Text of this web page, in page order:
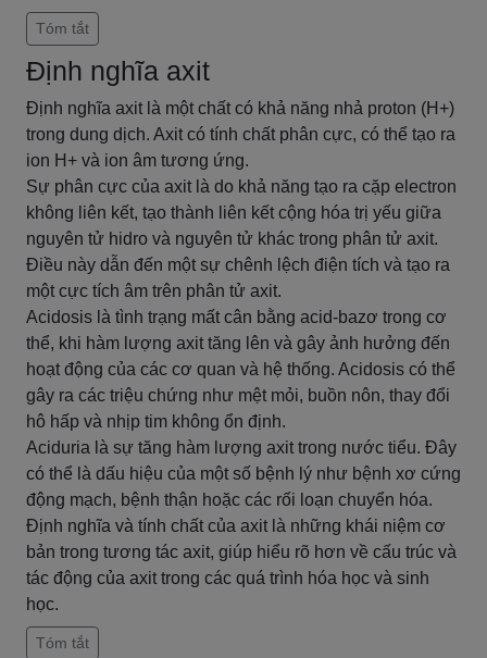
Tóm tắt
Định nghĩa axit
Định nghĩa axit là một chất có khả năng nhả proton (H+)
trong dung dịch. Axit có tính chất phân cực, có thể tạo ra
ion H+ và ion âm tương ứng.
Sự phân cực của axit là do khả năng tạo ra cặp electron
không liên kết, tạo thành liên kết cộng hóa trị yếu giữa
nguyên tử hidro và nguyên tử khác trong phân tử axit.
Điều này dẫn đến một sự chênh lệch điện tích và tạo ra
một cực tích âm trên phân tử axit.
Acidosis là tình trạng mất cân bằng acid-bazơ trong cơ
thể, khi hàm lượng axit tăng lên và gây ảnh hưởng đến
hoạt động của các cơ quan và hệ thống. Acidosis có thể
gây ra các triệu chứng như mệt mỏi, buồn nôn, thay đổi
hô hấp và nhịp tim không ổn định.
Aciduria là sự tăng hàm lượng axit trong nước tiểu. Đây
có thể là dấu hiệu của một số bệnh lý như bệnh xơ cứng
động mạch, bệnh thận hoặc các rối loạn chuyển hóa.
Định nghĩa và tính chất của axit là những khái niệm cơ
bản trong tương tác axit, giúp hiểu rõ hơn về cấu trúc và
tác động của axit trong các quá trình hóa học và sinh
học.
Tóm tắt